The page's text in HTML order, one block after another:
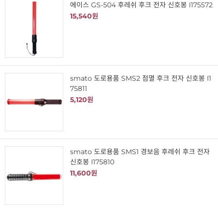
에이스 GS-504 후레쉬 후크 전자 신호봉 I175572
15,540원
smato 도로용품 SMS2 점멸 후크 전자 신호봉 I1
75811
5,120원
smato 도로용품 SMS1 경보음 후레쉬 후크 전자
신호봉 I175810
11,600원